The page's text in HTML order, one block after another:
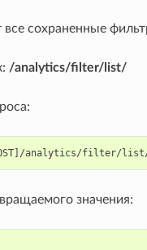
все сохраненные
/analytics/filter/list/
значения: